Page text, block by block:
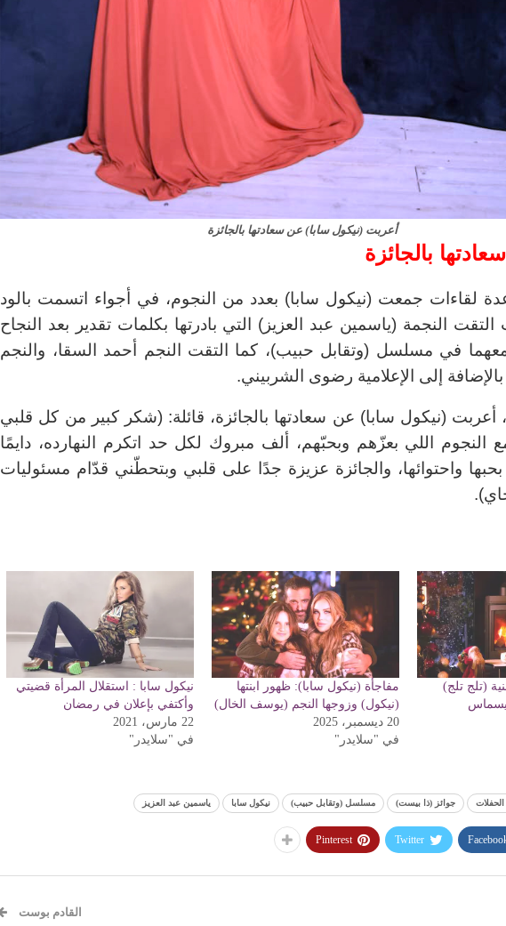
أعربت (نيكول سابا) عن سعادتها بالجائزة
بالجائزة
لقاءات جمعت (نيكول سابا) بعدد من النجوم، في أجواء اتسمت بالود
النجمة (ياسمين عبد العزيز) التي بادرتها بكلمات تقدير بعد النجاح
في مسلسل (وتقابل حبيب)، كما التقت النجم أحمد السقا، والنجم
إلى الإعلامية رضوى الشربيني.
أعربت (نيكول سابا) عن سعادتها بالجائزة، قائلة: (شكر كبير من كل قلبي
النجوم اللي بعزّهم وبحبّهم، ألف مبروك لكل حد اتكرم النهارده، دايمًا
واحتوائها، والجائزة عزيزة جدًا على قلبي وبتحطّني قدّام مسئوليات
(تلج تلج)
مفاجأة (نيكول سابا): ظهور ابنتها
(نيكول) وزوجها النجم (يوسف الخال)
20 ديسمبر، 2025
في "سلايدر"
نيكول سابا : استقلال المرأة قضيتي
وأكتفي بإعلان في رمضان
22 مارس، 2021
في "سلايدر"
الحفلات جوائز (ذا بيست) مسلسل (وتقابل حبيب) نيكول سابا ياسمين عبد العزيز
Twitter
Pinterest
القادم بوست